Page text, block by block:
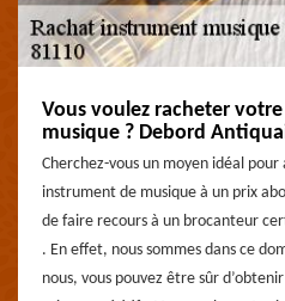
Vous voulez racheter
musique ? Debord
Cherchez-vous un moyen idéal
instrument de musique à un prix
de faire recours à un brocanteur
. En effet, nous sommes dans ce
nous, vous pouvez être sûr